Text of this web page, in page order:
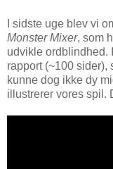
I sidste uge blev vi
Monster Mixer, som
udvikle ordblindhed.
rapport (~100 sider),
kunne dog ikke dy
illustrerer vores spil.